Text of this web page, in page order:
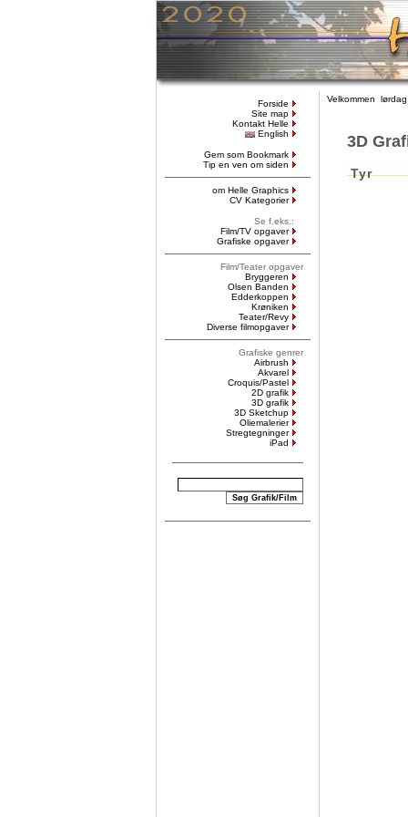
Forside
Site map
Kontakt Helle
English
Gem som Bookmark
Tip en ven om siden
om Helle Graphics
CV Kategorier
Se f.eks.:
Film/TV opgaver
Grafiske opgaver
Film/Teater opgaver
Bryggeren
Olsen Banden
Edderkoppen
Krøniken
Teater/Revy
Diverse filmopgaver
Grafiske genrer
Airbrush
Akvarel
Croquis/Pastel
2D grafik
3D grafik
3D Sketchup
Oliemalerier
Stregtegninger
iPad
Velkommen
3D
Tyr